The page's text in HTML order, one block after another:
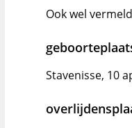
Ook wel
Stavenisse, 10